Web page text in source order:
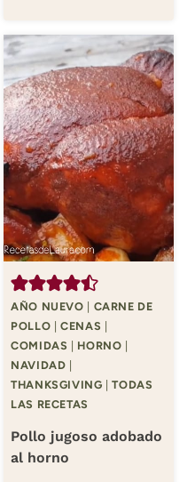
AÑO NUEVO
CARNE DE
POLLO |CENAS
COMIDAS
HORNO
NAVIDAD
THANKSGIVING |TODAS
LAS RECETAS
Pollo jugoso adobado
al horno